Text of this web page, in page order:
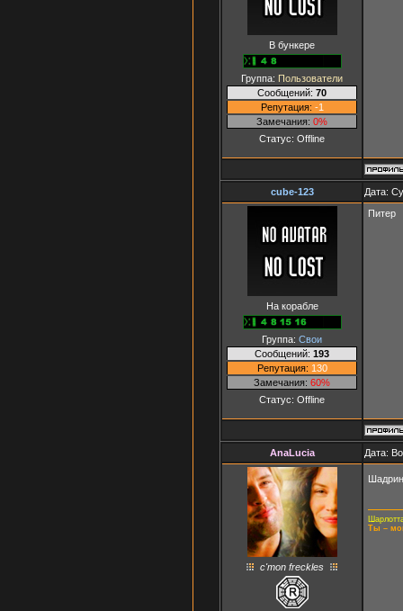
В бункере
Группа: Пользователи
Сообщений: 70
Репутация: -1
Замечания: 0%
Статус: Offline
cube-123 Дата:
На корабле
Группа: Свои
Сообщений: 193
Репутация: 130
Замечания: 60%
Статус: Offline
Питер
AnaLucia Дата:
c'mon freckles
Ты –